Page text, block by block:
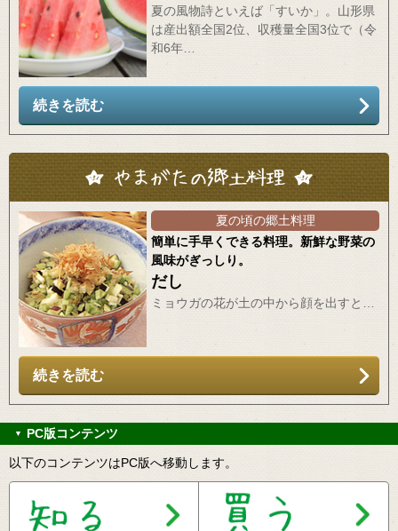
夏の頃の郷土料理
簡単に手早くできる料理。新鮮な野菜の
風味がぎっしり。
だし
ミョウガの花が土の中から顔を出すと…
続きを読む
夏の風物詩といえば「すいか」。山形県
は産出額全国2位、収穫量全国3位で（令
和6年…
続きを読む
▼ PC版コンテンツ
以下のコンテンツはPC版へ移動します。